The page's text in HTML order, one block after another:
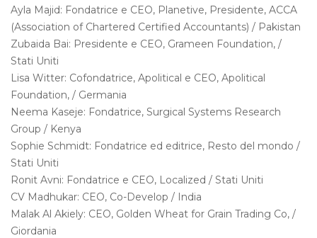
Ayla Majid: Fondatrice e CEO, Planetive, Presidente, ACCA
(Association of Chartered Certified Accountants) / Pakistan
Zubaida Bai: Presidente e CEO, Grameen Foundation, /
Stati Uniti
Lisa Witter: Cofondatrice, Apolitical e CEO, Apolitical
Foundation, / Germania
Neema Kaseje: Fondatrice, Surgical Systems Research
Group / Kenya
Sophie Schmidt: Fondatrice ed editrice, Resto del mondo /
Stati Uniti
Ronit Avni: Fondatrice e CEO, Localized / Stati Uniti
CV Madhukar: CEO, Co-Develop / India
Malak Al Akiely: CEO, Golden Wheat for Grain Trading Co, /
Giordania